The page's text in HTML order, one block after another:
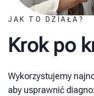
JAK TO DZIAŁA?
Krok po
Wykorzystujemy
aby usprawnić